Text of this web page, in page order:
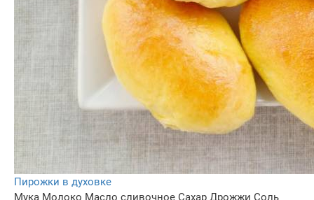
Пирожки в духовке
Мука Молоко Масло сливочное Сахар Дрожжи Соль